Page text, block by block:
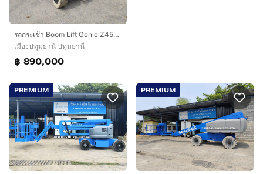
รถกระเช้า Boom Lift Genie Z45-25
เมืองปทุมธานี ปทุมธานี
฿ 890,000
PREMIUM PREMIUM